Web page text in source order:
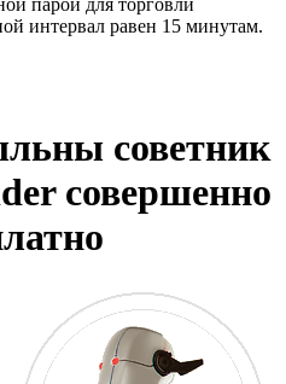
интервал равен 15 минутам.
советник
совершенно